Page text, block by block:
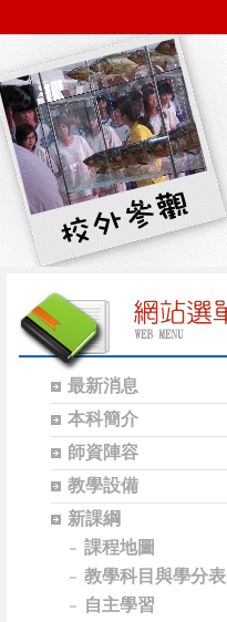
最新消息
本科簡介
師資陣容
教學設備
新課綱
課程地圖
教學科目與學分表
自主學習